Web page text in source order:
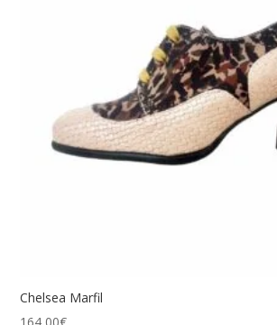
Chelsea Marfil